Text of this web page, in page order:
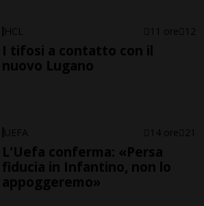
HCL 11 ore 12
I tifosi a contatto con il
nuovo Lugano
UEFA 14 ore 21
L'Uefa conferma: «Persa
fiducia in Infantino, non lo
appoggeremo»